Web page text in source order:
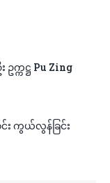
က္ကဋ္ဌ Pu Zing
င်း ကွယ်လွန်ခြင်း